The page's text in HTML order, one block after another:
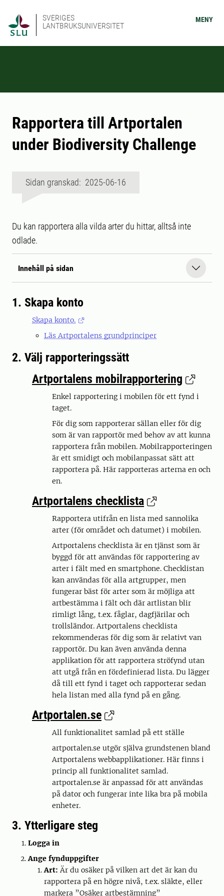
SVERIGES
LANTBRUKSUNIVERSITET
MENY
Rapportera till Artportalen
under Biodiversity Challenge
Sidan granskad: 2025-06-16
Du kan rapportera alla vilda arter du hittar, alltså inte
odlade.
Innehåll på sidan
1. Skapa konto
Skapa konto.
Läs Artportalens grundprinciper
2. Välj rapporteringssätt
Artportalens mobilrapportering
Enkel rapportering i mobilen för ett fynd i
taget.
För dig som rapporterar sällan eller för dig
som är van rapportör med behov av att kunna
rapportera från mobilen. Mobilrapporteringen
är ett smidigt och mobilanpassat sätt att
rapportera på. Här rapporteras arterna en och
en.
Artportalens checklista
Rapportera utifrån en lista med sannolika
arter (för området och datumet) i mobilen.
Artportalens checklista är en tjänst som är
byggd för att användas för rapportering av
arter i fält med en smartphone. Checklistan
kan användas för alla artgrupper, men
fungerar bäst för arter som är möjliga att
artbestämma i fält och där artlistan blir
rimligt lång, t.ex. fåglar, dagfjärilar och
trollsländor. Artportalens checklista
rekommenderas för dig som är relativt van
rapportör. Du kan även använda denna
applikation för att rapportera ströfynd utan
att utgå från en fördefinierad lista. Du lägger
då till ett fynd i taget och rapporterar sedan
hela listan med alla fynd på en gång.
Artportalen.se
All funktionalitet samlad på ett ställe
artportalen.se utgör själva grundstenen bland
Artportalens webbapplikationer. Här finns i
princip all funktionalitet samlad.
artportalen.se är anpassad för att användas
på dator och fungerar inte lika bra på mobila
enheter.
3. Ytterligare steg
Logga in
Ange fynduppgifter
Art:Är du osäker på vilken art det är kan du
rapportera på en högre nivå, t.ex. släkte, eller
markera ”Osäker artbestämning”